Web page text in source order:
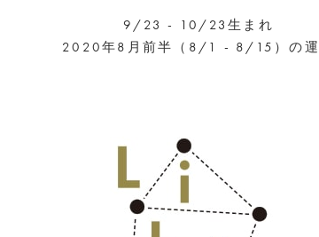
9/23 - 10/23生まれ
2020年8月前半（8/1 - 8/15）の